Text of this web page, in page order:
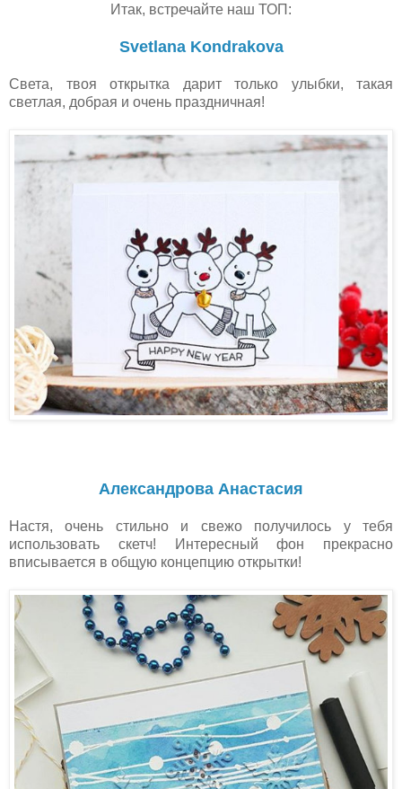
Итак, встречайте наш ТОП:
Svetlana Kondrakova
Света, твоя открытка дарит только улыбки, такая
светлая, добрая и очень праздничная!
Александрова Анастасия
Настя, очень стильно и свежо получилось у тебя
использовать скетч! Интересный фон прекрасно
вписывается в общую концепцию открытки!